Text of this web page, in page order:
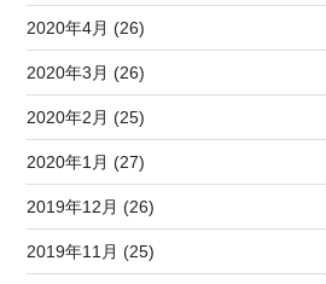
2020年4月 (26)
2020年3月 (26)
2020年2月 (25)
2020年1月 (27)
2019年12月 (26)
2019年11月 (25)